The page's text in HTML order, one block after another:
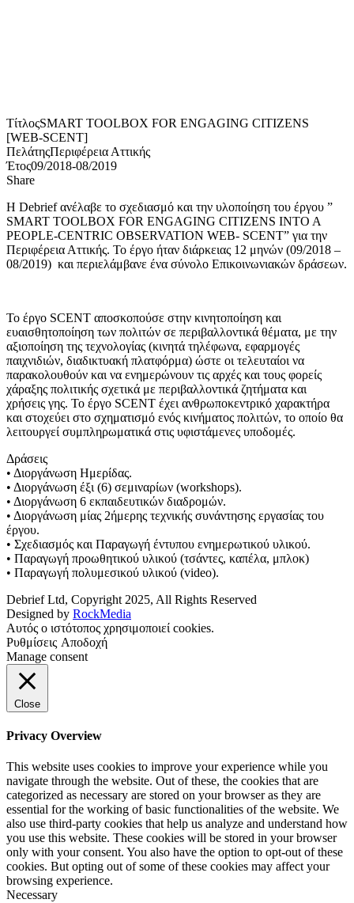
ΤίτλοςSMART TOOLBOX FOR ENGAGING CITIZENS
[WEB-SCENT]
ΠελάτηςΠεριφέρεια Αττικής
Έτος09/2018-08/2019
Share
H Debrief ανέλαβε το σχεδιασμό και την υλοποίηση του έργου ”
SMART TOOLBOX FOR ENGAGING CITIZENS INTO A
PEOPLE-CENTRIC OBSERVATION WEB- SCENT” για την
Περιφέρεια Αττικής. Το έργο ήταν διάρκειας 12 μηνών (09/2018 –
08/2019) και περιελάμβανε ένα σύνολο Επικοινωνιακών δράσεων.
Το έργο SCENT αποσκοπούσε στην κινητοποίηση και
ευαισθητοποίηση των πολιτών σε περιβαλλοντικά θέματα, με την
αξιοποίηση της τεχνολογίας (κινητά τηλέφωνα, εφαρμογές
παιχνιδιών, διαδικτυακή πλατφόρμα) ώστε οι τελευταίοι να
παρακολουθούν και να ενημερώνουν τις αρχές και τους φορείς
χάραξης πολιτικής σχετικά με περιβαλλοντικά ζητήματα και
χρήσεις γης. Το έργο SCENT έχει ανθρωποκεντρικό χαρακτήρα
και στοχεύει στο σχηματισμό ενός κινήματος πολιτών, το οποίο θα
λειτουργεί συμπληρωματικά στις υφιστάμενες υποδομές.
Δράσεις
• Διοργάνωση Ημερίδας.
• Διοργάνωση έξι (6) σεμιναρίων (workshops).
• Διοργάνωση 6 εκπαιδευτικών διαδρομών.
• Διοργάνωση μίας 2ήμερης τεχνικής συνάντησης εργασίας του
έργου.
• Σχεδιασμός και Παραγωγή έντυπου ενημερωτικού υλικού.
• Παραγωγή προωθητικού υλικού (τσάντες, καπέλα, μπλοκ)
• Παραγωγή πολυμεσικού υλικού (video).
Debrief Ltd, ​Copyright ​2025​,​ All Rights Reserved
Designed by RockMedia
Αυτός ο ιστότοπος χρησιμοποιεί cookies.
Ρυθμίσεις Αποδοχή
Manage consent
Close
Privacy Overview
This website uses cookies to improve your experience while you
navigate through the website. Out of these, the cookies that are
categorized as necessary are stored on your browser as they are
essential for the working of basic functionalities of the website. We
also use third-party cookies that help us analyze and understand how
you use this website. These cookies will be stored in your browser
only with your consent. You also have the option to opt-out of these
cookies. But opting out of some of these cookies may affect your
browsing experience.
Necessary